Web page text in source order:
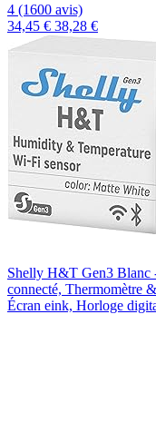
4 (1600 avis)
34,45 € 38,28 €
Shelly H&T Gen3 Blanc
connecté, Thermomètre
Écran eink, Horloge